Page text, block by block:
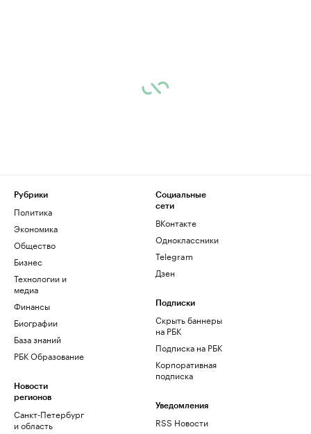
Рубрики
Политика
Экономика
Общество
Бизнес
Технологии и
медиа
Финансы
Биографии
База знаний
РБК Образование
Новости
регионов
Санкт-Петербург
и область
Социальные
сети
ВКонтакте
Одноклассники
Telegram
Дзен
Подписки
Скрыть баннеры
на РБК
Подписка на РБК
Корпоративная
подписка
Уведомления
RSS Новости